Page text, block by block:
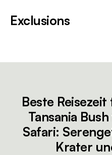
Exclusions
Beste
Tansania
Safari:
Krater